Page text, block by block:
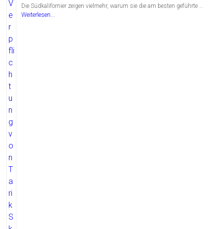
Die Südkalifornier zeigen vielmehr, warum sie die am besten geführte …
Weiterlesen...